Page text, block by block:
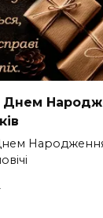
Днем